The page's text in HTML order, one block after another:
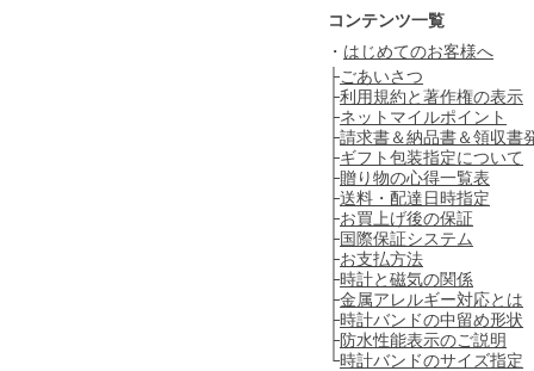
コンテンツ一覧
・ はじめてのお客様へ
├ごあいさつ
├利用規約と著作権の表示
├ネットマイルポイント
├請求書＆納品書＆領収書
├ギフト包装指定について
├贈り物の心得一覧表
├送料・配達日時指定
├お買上げ後の保証
├国際保証システム
├お支払方法
├時計と磁気の関係
├金属アレルギー対応とは
├時計バンドの中留め形状
├防水性能表示のご説明
└時計バンドのサイズ指定